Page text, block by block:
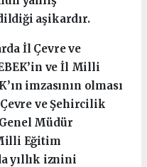
aşikardır.
İl Çevre ve
ve İl Milli
imzasının olması
ve Şehircilik
Müdür
Eğitim
yıllık iznini